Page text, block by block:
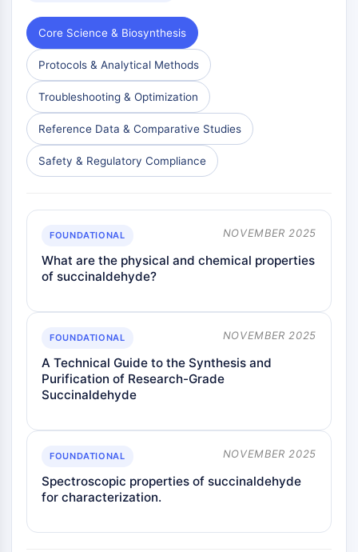
Core Science & Biosynthesis
Protocols & Analytical Methods
Troubleshooting & Optimization
Reference Data & Comparative Studies
Safety & Regulatory Compliance
FOUNDATIONAL NOVEMBER 2025
What are the physical and chemical properties
of succinaldehyde?
FOUNDATIONAL NOVEMBER 2025
A Technical Guide to the Synthesis and
Purification of Research-Grade
Succinaldehyde
FOUNDATIONAL NOVEMBER 2025
Spectroscopic properties of succinaldehyde
for characterization.